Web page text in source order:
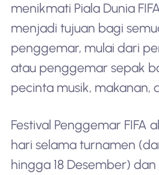
menikmati Piala Dunia
menjadi tujuan bagi
penggemar, mulai dari
atau penggemar sepak
pecinta musik, makanan,
Festival Penggemar FIFA
hari selama turnamen
hingga 18 Desember)